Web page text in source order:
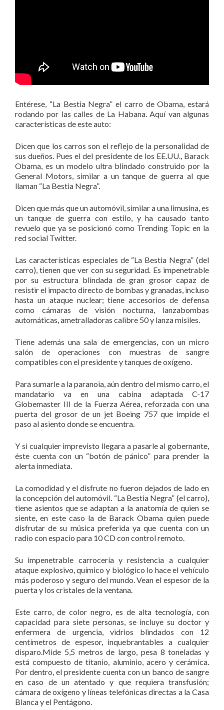
Entérese, “La Bestia Negra” el carro de Obama, estará
rodando por las calles de La Habana. Aquí van algunas
características de este auto:
Dicen que los carros son el reflejo de la personalidad de
sus dueños. Pues el del presidente de los EE.UU., Barack
Obama, es un modelo ultra blindado construido por la
General Motors, similar a un tanque de guerra al que
llaman “La Bestia Negra”.
Dicen que más que un automóvil, similar a una limusina, es
un tanque de guerra con estilo, y ha causado tanto
revuelo que ya se posicionó como Trending Topic en la
red social Twitter.
Las características especiales de “La Bestia Negra” (del
carro), tienen que ver con su seguridad. Es impenetrable
por su estructura blindada de gran grosor capaz de
resistir el impacto directo de bombas y granadas, incluso
hasta un ataque nuclear; tiene accesorios de defensa
como cámaras de visión nocturna, lanzabombas
automáticas, ametralladoras calibre 50 y lanza misiles.
Tiene además una sala de emergencias, con un micro
salón de operaciones con muestras de sangre
compatibles con el presidente y tanques de oxígeno.
Para sumarle a la paranoia, aún dentro del mismo carro, el
mandatario va en una cabina adaptada C-17
Globemaster III de la Fuerza Aérea, reforzada con una
puerta del grosor de un jet Boeing 757 que impide el
paso al asiento donde se encuentra.
Y si cualquier imprevisto llegara a pasarle al gobernante,
éste cuenta con un “botón de pánico” para prender la
alerta inmediata.
La comodidad y el disfrute no fueron dejados de lado en
la concepción del automóvil. “La Bestia Negra” (el carro),
tiene asientos que se adaptan a la anatomía de quien se
siente, en este caso la de Barack Obama quien puede
disfrutar de su música preferida ya que cuenta con un
radio con espacio para 10 CD con control remoto.
Su impenetrable carrocería y resistencia a cualquier
ataque explosivo, químico y biológico lo hace el vehículo
más poderoso y seguro del mundo. Vean el espesor de la
puerta y los cristales de la ventana.
Este carro, de color negro, es de alta tecnología, con
capacidad para siete personas, se incluye su doctor y
enfermera de urgencia, vidrios blindados con 12
centímetros de espesor, inquebrantables a cualquier
disparo.Mide 5,5 metros de largo, pesa 8 toneladas y
está compuesto de titanio, aluminio, acero y cerámica.
Por dentro, el presidente cuenta con un banco de sangre
en caso de un atentado y que requiera transfusión;
cámara de oxígeno y líneas telefónicas directas a la Casa
Blanca y el Pentágono.